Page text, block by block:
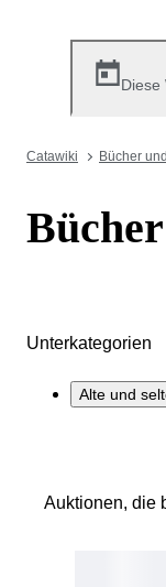
Diese
Catawiki Bücher
Bücher
Unterkategorien
Alte und
Auktionen, die